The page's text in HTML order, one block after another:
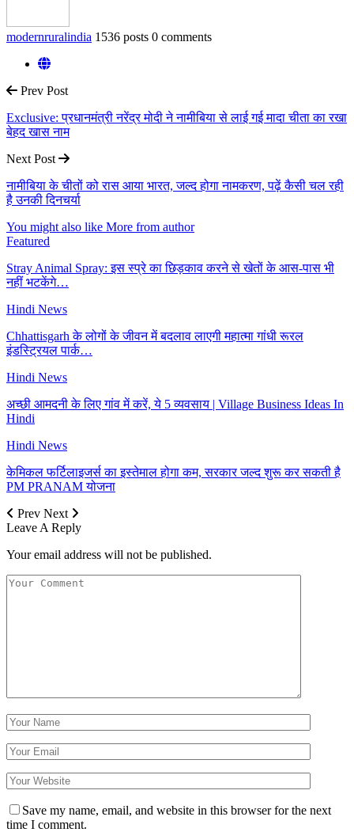
modernruralindia 1536 posts 0 comments
Prev Post
Exclusive: प्रधानमंत्री नरेंद्र मोदी ने नामीबिया से लाई गई मादा चीता का रखा
बेहद खास नाम
Next Post
नामीबिया के चीतों को रास आया भारत, जल्द होगा नामकरण, पढ़ें कैसी चल रही
है उनकी दिनचर्या
You might also like More from author
Featured
Stray Animal Spray: इस स्प्रे का छिड़काव करने से खेतों के आस-पास भी
नहीं भटकेंगे…
Hindi News
Chhattisgarh के लोगों के जीवन में बदलाव लाएगी महात्मा गांधी रूरल
इंडस्ट्रियल पार्क…
Hindi News
अच्छी आमदनी के लिए गांव में करें, ये 5 व्यवसाय | Village Business Ideas In
Hindi
Hindi News
केमिकल फर्टिलाइजर्स का इस्तेमाल होगा कम, सरकार जल्द शुरू कर सकती है
PM PRANAM योजना
Prev Next
Leave A Reply
Your email address will not be published.
Save my name, email, and website in this browser for the next
time I comment.